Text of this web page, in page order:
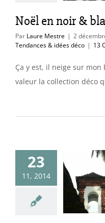
Noël en noir &
Par Laure Mestre | 2
Tendances & idées déco | 13
Ça y est, il neige sur
valeur la collection déco
23
11, 2014
India